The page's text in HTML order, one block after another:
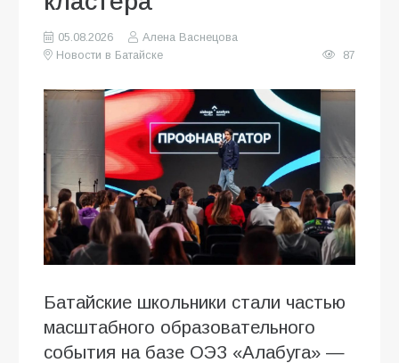
05.08.2026
Алена Васнецова
Новости в Батайске
87
Батайские школьники стали частью
масштабного образовательного
события на базе ОЭЗ «Алабуга» —